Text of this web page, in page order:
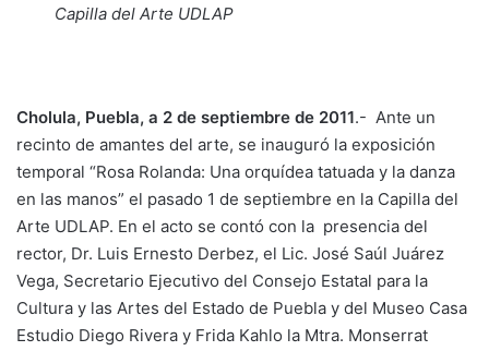
Capilla del Arte UDLAP
Cholula, Puebla, a 2 de septiembre de 2011.- Ante un
recinto de amantes del arte, se inauguró la exposición
temporal “Rosa Rolanda: Una orquídea tatuada y la danza
en las manos” el pasado 1 de septiembre en la Capilla del
Arte UDLAP. En el acto se contó con la presencia del
rector, Dr. Luis Ernesto Derbez, el Lic. José Saúl Juárez
Vega, Secretario Ejecutivo del Consejo Estatal para la
Cultura y las Artes del Estado de Puebla y del Museo Casa
Estudio Diego Rivera y Frida Kahlo la Mtra. Monserrat